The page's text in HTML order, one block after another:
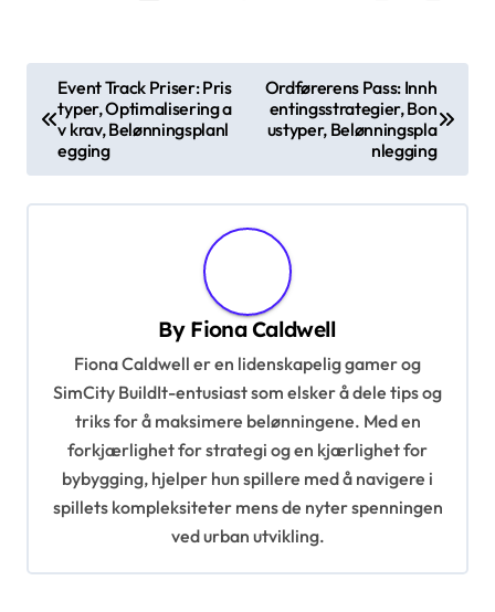
o
Event Track Priser: Pris
typer, Optimalisering a
v krav, Belønningsplanl
egging
Ordførerens Pass: Innh
entingsstrategier, Bon
ustyper, Belønningspla
nlegging
By Fiona Caldwell
Fiona Caldwell er en lidenskapelig gamer og
SimCity BuildIt-entusiast som elsker å dele tips og
triks for å maksimere belønningene. Med en
forkjærlighet for strategi og en kjærlighet for
bybygging, hjelper hun spillere med å navigere i
spillets kompleksiteter mens de nyter spenningen
ved urban utvikling.